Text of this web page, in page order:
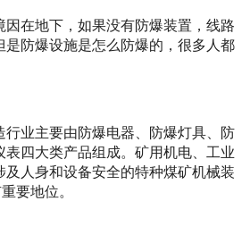
因在地下，如果没有防爆装置，线路
是防爆设施是怎么防爆的，很多人都
行业主要由防爆电器、防爆灯具、防
四大类产品组成。矿用机电、工业
及人身和设备安全的特种煤矿机械装
要地位。